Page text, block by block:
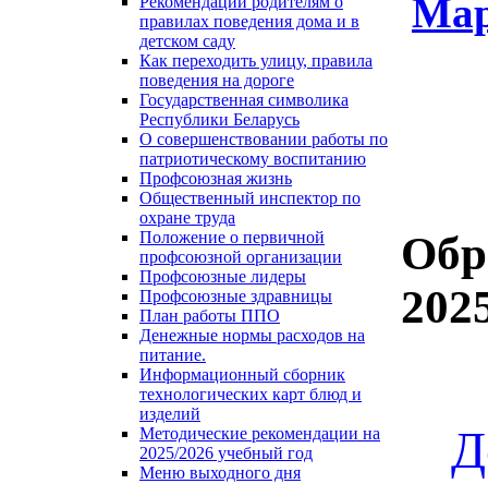
правилах поведения дома и в
детском саду
Как переходить улицу, правила
поведения на дороге
Государственная символика
Республики Беларусь
О совершенствовании работы по
патриотическому воспитанию
Профсоюзная жизнь
Общественный инспектор по
охране труда
Положение о первичной
профсоюзной организации
Профсоюзные лидеры
Профсоюзные здравницы
План работы ППО
Денежные нормы расходов на
питание.
Информационный сборник
технологических карт блюд и
изделий
Методические рекомендации на
2025/2026 учебный год
Меню выходного дня